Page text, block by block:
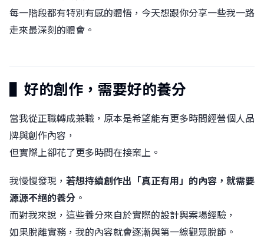
每一階段都有特別有感的體悟，今天想跟你分享一些我一路
走來最深刻的體會。
▌好的創作，需要好的養分
當我從正職轉成兼職，原本是希望能有更多時間經營個人品
牌與創作內容，
但實際上卻花了更多時間在接案上。
我慢慢發現， 若想持續創作出「真正有用」的內容，就需要
源源不絕的養分 。
而對我來說，這些養分來自於實際的設計與案場經驗，
如果脫離實務，我的內容就會逐漸與第一線觀眾脫節。